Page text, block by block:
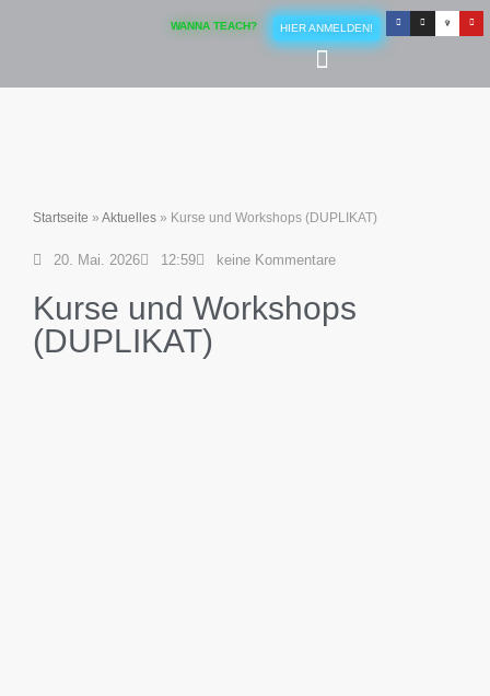
WANNA TEACH? HIER ANMELDEN!
Startseite » Aktuelles » Kurse und Workshops (DUPLIKAT)
20. Mai. 2026 12:59 keine Kommentare
Kurse und Workshops
(DUPLIKAT)